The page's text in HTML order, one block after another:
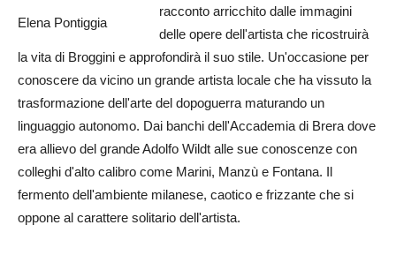
Elena Pontiggia
racconto arricchito dalle immagini
delle opere dell'artista che ricostruirà
la vita di Broggini e approfondirà il suo stile. Un'occasione per
conoscere da vicino un grande artista locale che ha vissuto la
trasformazione dell'arte del dopoguerra maturando un
linguaggio autonomo. Dai banchi dell'Accademia di Brera dove
era allievo del grande Adolfo Wildt alle sue conoscenze con
colleghi d'alto calibro come Marini, Manzù e Fontana. Il
fermento dell'ambiente milanese, caotico e frizzante che si
oppone al carattere solitario dell'artista.